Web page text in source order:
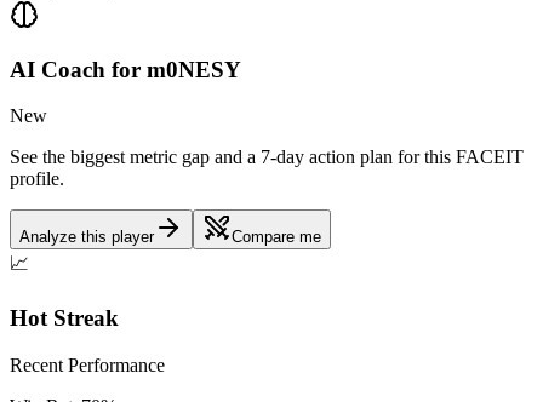
AI Coach for m0NESY
New
See the biggest metric gap and a 7-day action plan for this FACEIT
profile.
Analyze this player Compare me
📈
Hot Streak
Recent Performance